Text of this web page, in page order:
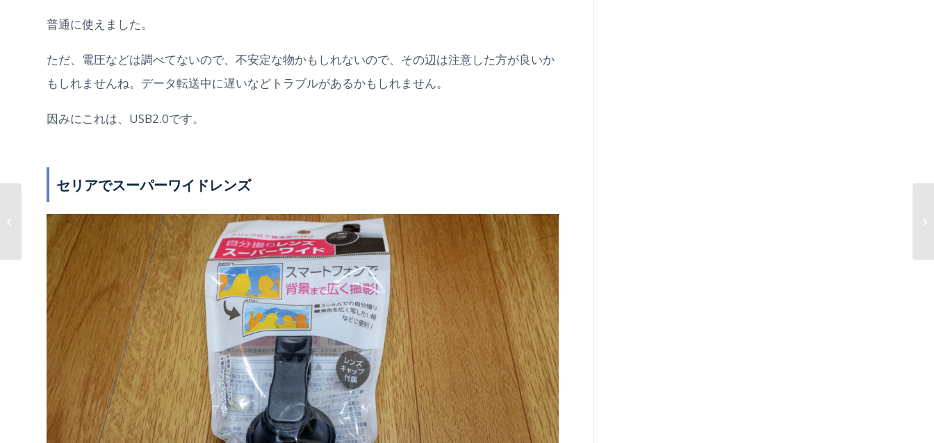
普通に使えました。
ただ、電圧などは調べてないので、不安定な物かもしれないので、その辺は注意した方が良いか
もしれませんね。データ転送中に遅いなどトラブルがあるかもしれません。
因みにこれは、USB2.0です。
セリアでスーパーワイドレンズ
【レビュー】リングラ
イトは明るくて物撮り
撮影に最適...